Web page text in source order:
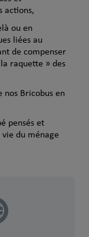
actions,
ou en
liées au
de compenser
raquette » des
nos Bricobus en
pensés et
du ménage